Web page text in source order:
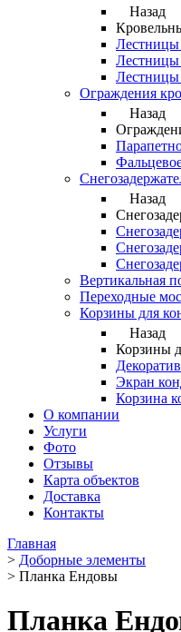
Назад
Лестницы
Лестницы
Лестницы
Ограждения
Назад
Назад
Вертикальная
Переходные
Корзины для
Назад
Корзины
Экран
Корзина
О компании
Услуги
Фото
Отзывы
Карта объектов
Доставка
Контакты
Главная
> Доборные элементы
> Планка Ендовы
Планка